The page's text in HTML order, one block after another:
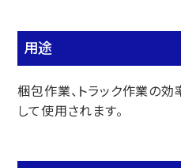
用途
梱包作業、トラック作業の
して使用されます。